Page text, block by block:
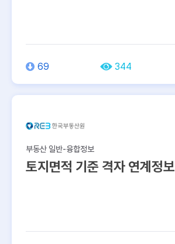
69 344
부동산 일반-융합정보
토지면적 기준 격자 연계정보